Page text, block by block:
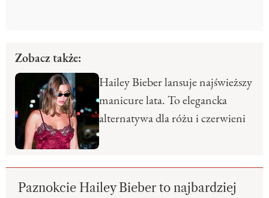
Zobacz także:
Hailey Bieber lansuje najświeższy
manicure lata. To elegancka
alternatywa dla różu i czerwieni
Paznokcie Hailey Bieber to najbardziej